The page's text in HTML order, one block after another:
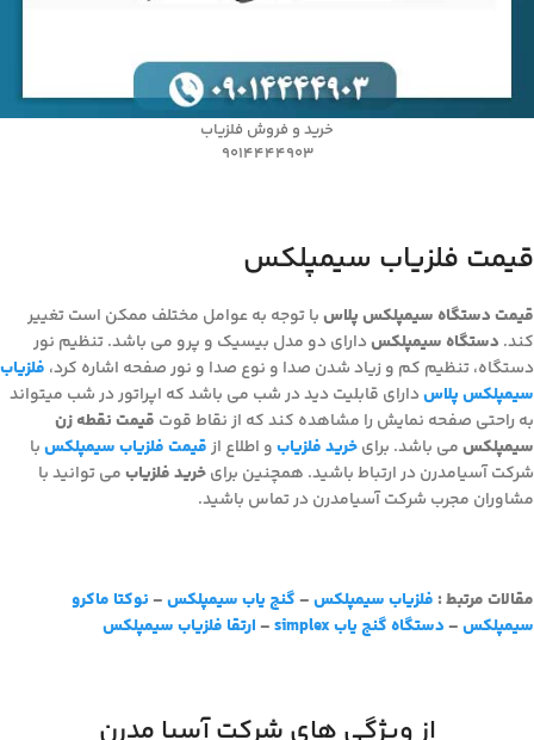
خرید و فروش فلزیاب
9014444903
قیمت فلزیاب سیمپلکس
قیمت دستگاه سیمپلکس پلاسبا توجه به عوامل مختلف ممکن است تغییر
کند. دستگاه سیمپلکسدارای دو مدل بیسیک و پرو می باشد. تنظیم نور
دستگاه، تنظیم کم و زیاد شدن صدا و نوع صدا و نور صفحه اشاره کرد، فلزیاب
سیمپلکس پلاسدارای قابلیت دید در شب می باشد که اپراتور در شب میتواند
به راحتی صفحه نمایش را مشاهده کند که از نقاط قوت قیمت نقطه زن
سیمپلکسمی باشد. برایخرید فلزیابو اطلاع ازقیمت فلزیاب سیمپلکسبا
شرکت آسیامدرن در ارتباط باشید. همچنین برایخرید فلزیابمی توانید با
مشاوران مجرب شرکت آسیامدرن در تماس باشید.
مقالات مرتبط : فلزیاب سیمپلکس–گنج یاب سیمپلکس–نوکتا ماکرو
سیمپلکس–دستگاه گنج یاب simplex –ارتقا فلزیاب سیمپلکس
از ویژگی های شرکت آسیا مدرن